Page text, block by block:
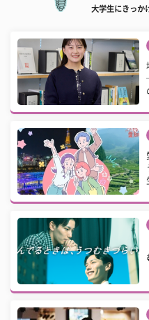
大学生にきっか